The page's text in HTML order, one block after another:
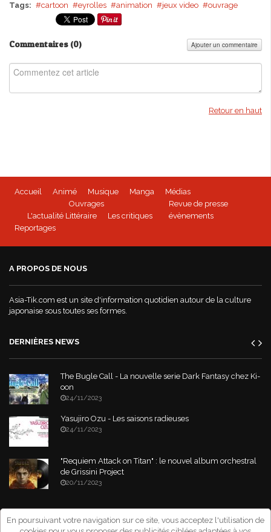
Tags: cartoon eyrolles animation jeux video ouvrage
Commentaires (0) Ajouter un commentaire
Retour en haut
Accueil Animé Musique Manga
Médias
Ouvrages
L'actualité Littéraire
Les critiques
Revue de presse
évènements
Reportages
A PROPOS DE NOUS
Asia-Tik.com est un site d'information quotidien autour de la culture
japonaise sous toutes ses formes.
DERNIÈRES NEWS
The Bugle Call - La nouvelle serie Dark Fantasy chez Ki-
oon
24/11/2023
Yasujiro Ozu - Les saisons radieuses
24/11/2023
"Requiem Attack on Titan" : le nouvel album orchestral
de Grissini Project
20/11/2023
Copyright © 2026 Asia-Tik.com. All Rights Reserved.- Site déclaré à la
En poursuivant votre navigation sur ce site, vous acceptez l'utilisation de